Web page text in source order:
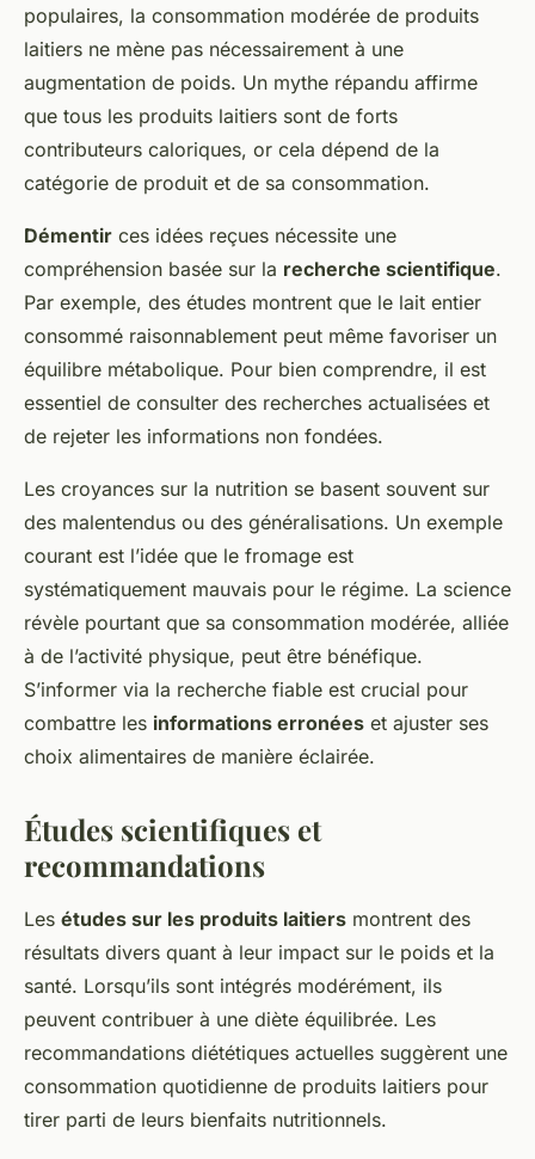
populaires, la consommation modérée de produits
laitiers ne mène pas nécessairement à une
augmentation de poids. Un mythe répandu affirme
que tous les produits laitiers sont de forts
contributeurs caloriques, or cela dépend de la
catégorie de produit et de sa consommation.
Démentir ces idées reçues nécessite une
compréhension basée sur la recherche scientifique.
Par exemple, des études montrent que le lait entier
consommé raisonnablement peut même favoriser un
équilibre métabolique. Pour bien comprendre, il est
essentiel de consulter des recherches actualisées et
de rejeter les informations non fondées.
Les croyances sur la nutrition se basent souvent sur
des malentendus ou des généralisations. Un exemple
courant est l’idée que le fromage est
systématiquement mauvais pour le régime. La science
révèle pourtant que sa consommation modérée, alliée
à de l’activité physique, peut être bénéfique.
S’informer via la recherche fiable est crucial pour
combattre les informations erronées et ajuster ses
choix alimentaires de manière éclairée.
Études scientifiques et
recommandations
Les études sur les produits laitiers montrent des
résultats divers quant à leur impact sur le poids et la
santé. Lorsqu’ils sont intégrés modérément, ils
peuvent contribuer à une diète équilibrée. Les
recommandations diététiques actuelles suggèrent une
consommation quotidienne de produits laitiers pour
tirer parti de leurs bienfaits nutritionnels.